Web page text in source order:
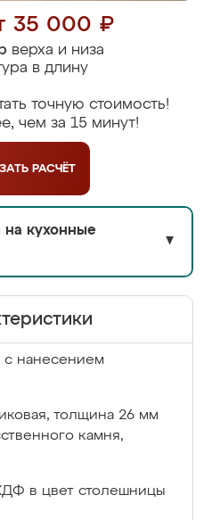
35 000 ₽
верха и низа
в длину
точную стоимость!
чем за 15 минут!
РАСЧЁТ
на кухонные
▼
с нанесением
толщина 26 мм
камня,
в цвет столешницы